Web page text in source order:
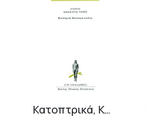
Κατοπτρικά, Κατατομή κανόνος